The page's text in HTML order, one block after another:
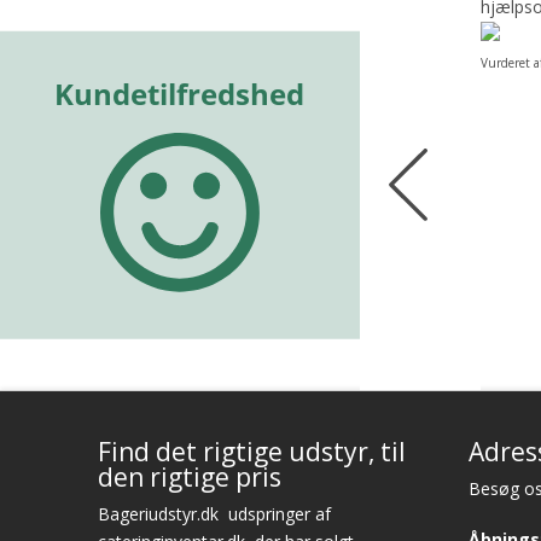
Vurderet af Cristine
Vurderet
Find det rigtige udstyr, til
den rigtige pris
Bageriudstyr.dk udspringer af
Besøg